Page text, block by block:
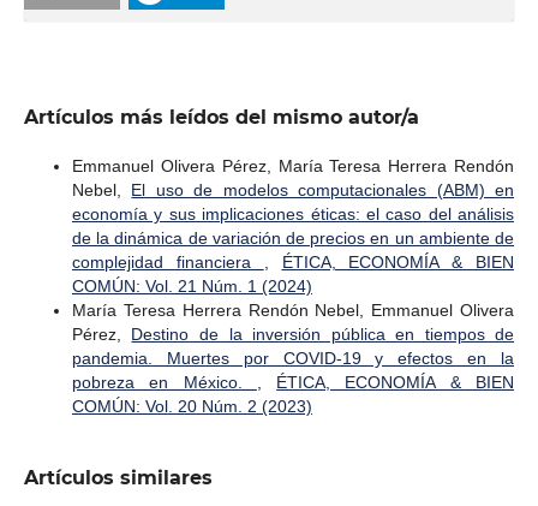
Artículos más leídos del mismo autor/a
Emmanuel Olivera Pérez, María Teresa Herrera Rendón
Nebel, El uso de modelos computacionales (ABM) en
economía y sus implicaciones éticas: el caso del análisis
de la dinámica de variación de precios en un ambiente de
complejidad financiera
ÉTICA, ECONOMÍA & BIEN
COMÚN: Vol. 21 Núm. 1 (2024)
María Teresa Herrera Rendón Nebel, Emmanuel Olivera
Pérez, Destino de la inversión pública en tiempos de
pandemia. Muertes por COVID-19 y efectos en la
pobreza en México.
ÉTICA, ECONOMÍA & BIEN
COMÚN: Vol. 20 Núm. 2 (2023)
Artículos similares